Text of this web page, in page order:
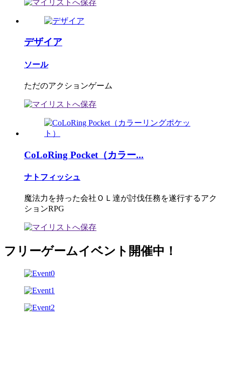
デザイア
ソール
ただのアクションゲーム
CoLoRing Pocket（カラー...
ナトフィッシュ
魔法力を持った会社ＯＬ達が討伐任務を遂行するアク
ションRPG
フリーゲームイベント開催中！